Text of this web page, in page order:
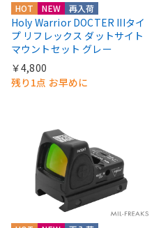
HOT NEW 再入荷
Holy Warrior DOCTER IIIタイ
プ リフレックス ダットサイト
マウントセット グレー
￥4,800
残り1点 お早めに